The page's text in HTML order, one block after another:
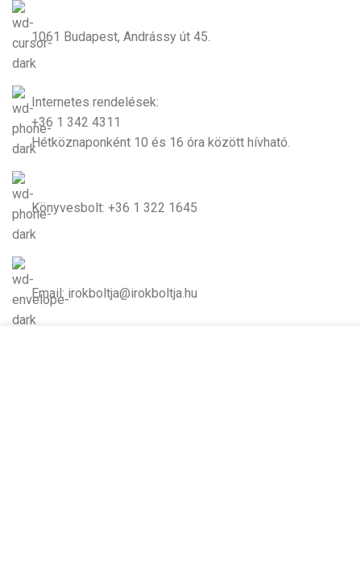
1061 Budapest, Andrássy út 45.
Internetes rendelések:
+36 1 342 4311
Hétköznaponként 10 és 16 óra között hívható.
Könyvesbolt: +36 1 322 1645
Email: irokboltja@irokboltja.hu